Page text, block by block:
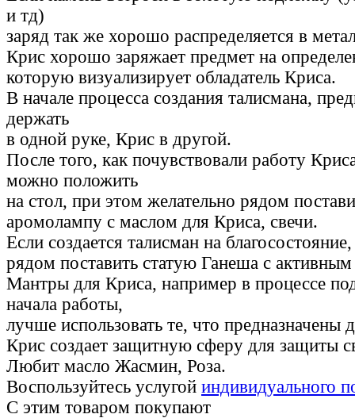
и тд)
заряд так же хорошо распределяется в
Крис хорошо заряжает предмет на
которую визуализирует обладатель Криса.
В начале процесса создания талисмана,
держать
в одной руке, Крис в другой.
После того, как почувствовали работу
можно положить
на стол, при этом желательно рядом
аромолампу с маслом для Криса, свечи.
Если создается талисман на благосостояние,
рядом поставить статую Ганеша с
Мантры для Криса, например в процессе
начала работы,
лучше использовать те, что предназначены
Крис создает защитную сферу для защиты
Любит масло Жасмин, Роза.
Воспользуйтесь услугой индивидуального
С этим товаром покупают